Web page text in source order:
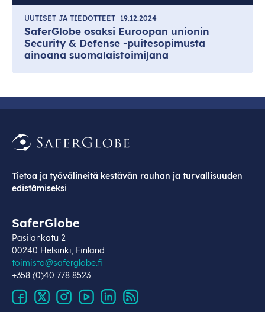
UUTISET JA TIEDOTTEET 19.12.2024
SaferGlobe osaksi Euroopan unionin
Security & Defense -puitesopimusta
ainoana suomalaistoimijana
Tietoa ja työvälineitä kestävän rauhan ja turvallisuuden
edistämiseksi
SaferGlobe
Pasilankatu 2
00240 Helsinki, Finland
toimisto@saferglobe.fi
+358 (0)40 778 8523